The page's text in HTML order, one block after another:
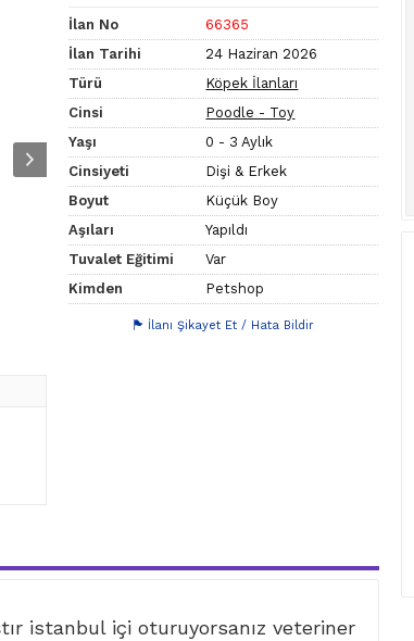
İlan No
66365
İlan Tarihi
24 Haziran 2026
Türü
Köpek İlanları
Cinsi
Poodle - Toy
Yaşı
0 - 3 Aylık
Cinsiyeti
Dişi & Erkek
Boyut
Küçük Boy
Aşıları
Yapıldı
Tuvalet Eğitimi
Var
Kimden
Petshop
İlanı Şikayet Et / Hata Bildir
istanbul içi oturuyorsanız veteriner